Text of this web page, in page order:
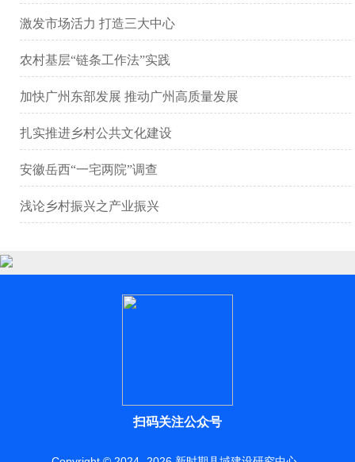
激发市场活力 打造三大中心
农村基层“链条工作法”实践
加快广州东部发展 推动广州高质量发展
扎实推进乡村公共文化建设
安徽岳西“一宅两院”调查
浅论乡村振兴之产业振兴
扫码关注公众号